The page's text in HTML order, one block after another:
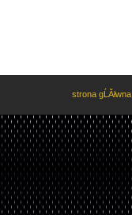
strona